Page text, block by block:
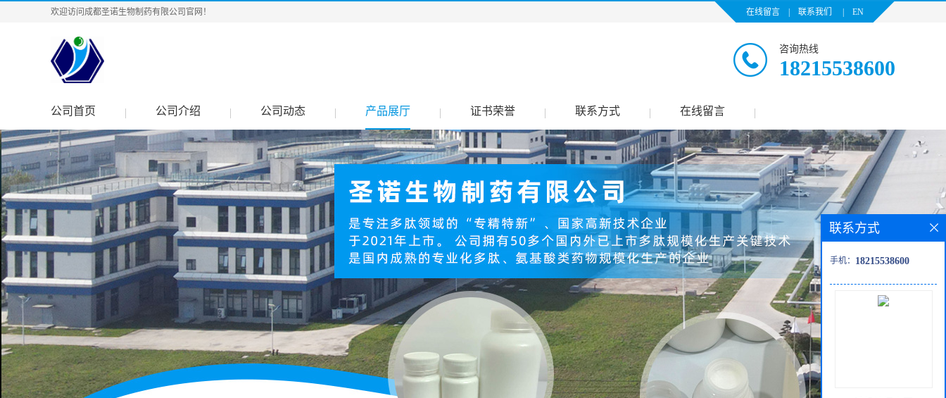
欢迎访问成都圣诺生物制药有限公司官网！ 在线留言 联系我们 EN
咨询热线
18215538600
公司首页 公司介绍 公司动态 产品展厅 证书荣誉 联系方式 在线留言
联系方式
手机： 18215538600